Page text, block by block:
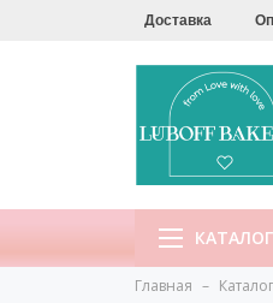
Доставка
КАТАЛОГ
Главная Каталог